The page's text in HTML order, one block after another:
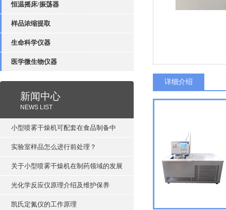
恒温摇床/振荡器
样品浓缩提取
生命科学仪器
医学微生物仪器
新闻中心
NEWS LIST
小型喷雾干燥机可配套在食品制备中
实验室样品怎么进行前处理？
关于小型喷雾干燥机在制药领域的发展
光化学反应仪原理介绍及维护保养
凯氏定氮仪的工作原理
详细介绍